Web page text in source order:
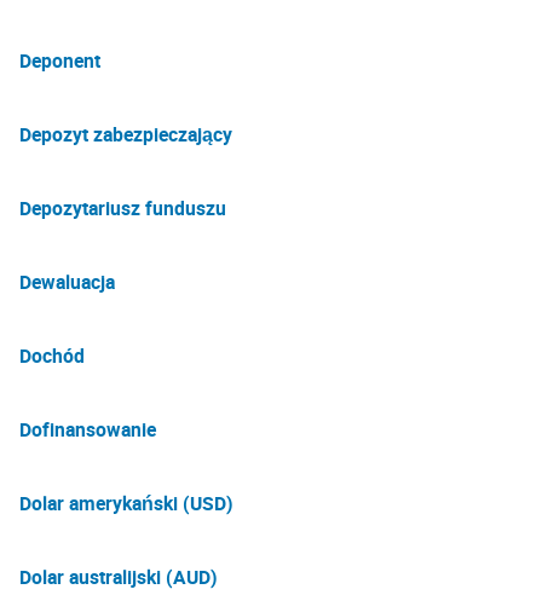
Deponent
Depozyt zabezpieczający
Depozytariusz funduszu
Dewaluacja
Dochód
Dofinansowanie
Dolar amerykański (USD)
Dolar australijski (AUD)